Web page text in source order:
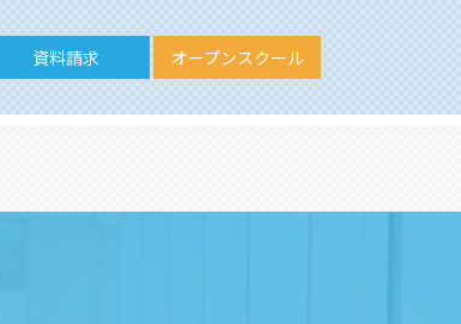
資料請求 オープンスクール